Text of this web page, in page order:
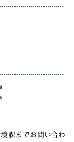
課までお問い合わ